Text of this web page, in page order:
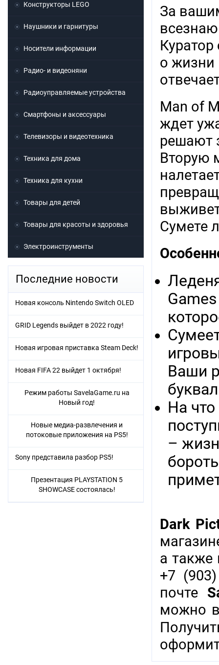
За
о жизни
Man of
ждет
решают
Вторую
Сумете
Ваши
На
–
Dark
а также
+7
почте
можно
Конструкторы LEGO
Наушники и гарнитуры
Носители информации
Радио- и видеоняни
Радиоуправляемые устройства
Смартфоны и аксессуары
Телевизоры и видеотехника
Техника для дома
Техника для кухни
Товары для детей
Товары для красоты и здоровья
Электроинструменты
Последние новости
Новая консоль Nintendo Switch OLED
GRID Legends выйдет в 2022 году!
Новая игровая приставка Steam Deck!
Новая FIFA 22 выйдет 1 октября!
Режим работы SavelaGame.ru на
Новый год!
Новые медиа-развлечения и
потоковые приложения на PS5!
Sony представила разбор PS5!
Презентация PLAYSTATION 5
SHOWCASE состоялась!